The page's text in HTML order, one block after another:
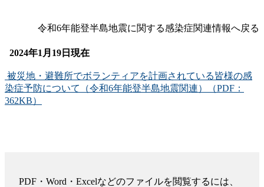
令和6年能登半島地震に関する感染症関連情報へ戻る
2024年1月19日現在
被災地・避難所でボランティアを計画されている皆様の感
染症予防について（令和6年能登半島地震関連）（PDF：
362KB）
PDF・Word・Excelなどのファイルを閲覧するには、